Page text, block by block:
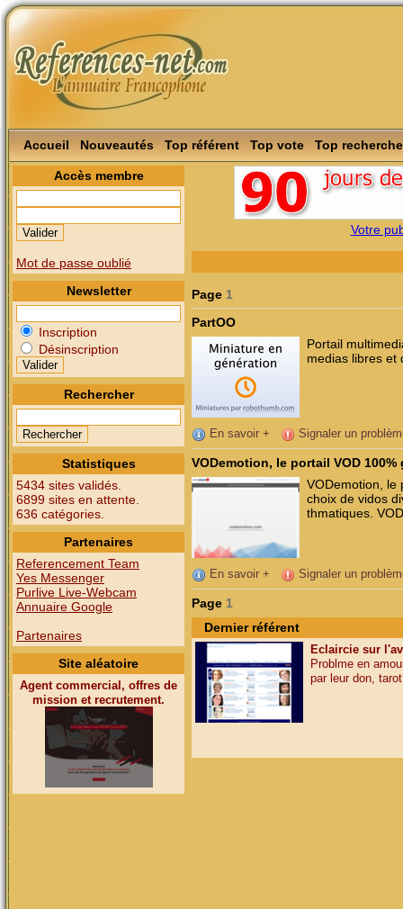
Accueil Nouveautés Top référent Top vote Top recherche
Accès membre
Mot de passe oublié
Newsletter
Inscription
Désinscription
Rechercher
Statistiques
5434 sites validés.
6899 sites en attente.
636 catégories.
Partenaires
Referencement Team
Yes Messenger
Purlive Live-Webcam
Annuaire Google
Partenaires
Site aléatoire
Agent commercial, offres de
mission et recrutement.
Votre
Page 1
PartOO
Portail
medias libres et
En savoir + Signaler un
VODemotion, le portail VOD
VODemotion, le
choix de vidos
thmatiques.
En savoir + Signaler un
Page 1
Dernier référent
Eclaircie sur
Problme en
par leur don,